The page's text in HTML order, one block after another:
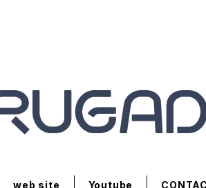
web site Youtube